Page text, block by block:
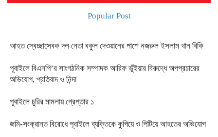
Popular Post
আহত স্বেচ্ছাসেবক দল নেতা বকুল দেওয়ানের পাশে নজরুল ইসলাম খান বিকি
পূবাইলে বিএনপি’র সাংগঠনিক সম্পাদক আরিফ ভূঁইয়ার বিরুদ্ধে অপপ্রচারের
অভিযোগ, প্রতিবাদ ও নিন্দা
পূবাইলে চুরির মামলায় গ্রেপ্তার ১
জমি-সংক্রান্ত বিরোধে পূবাইলে ব্যক্তিকে কুপিয়ে ও পিটিয়ে আহতের অভিযোগ